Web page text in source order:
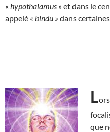
« hypothalamus » et dans le
appelé « bindu » dans
L
que